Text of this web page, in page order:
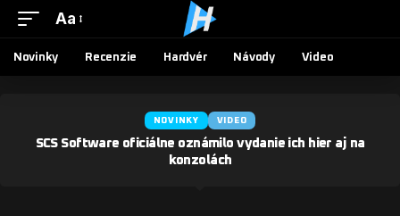
Aa
Novinky Recenzie Hardvér Návody Video
NOVINKY VIDEO
SCS Software oficiálne oznámilo vydanie ich hier aj na
konzolách